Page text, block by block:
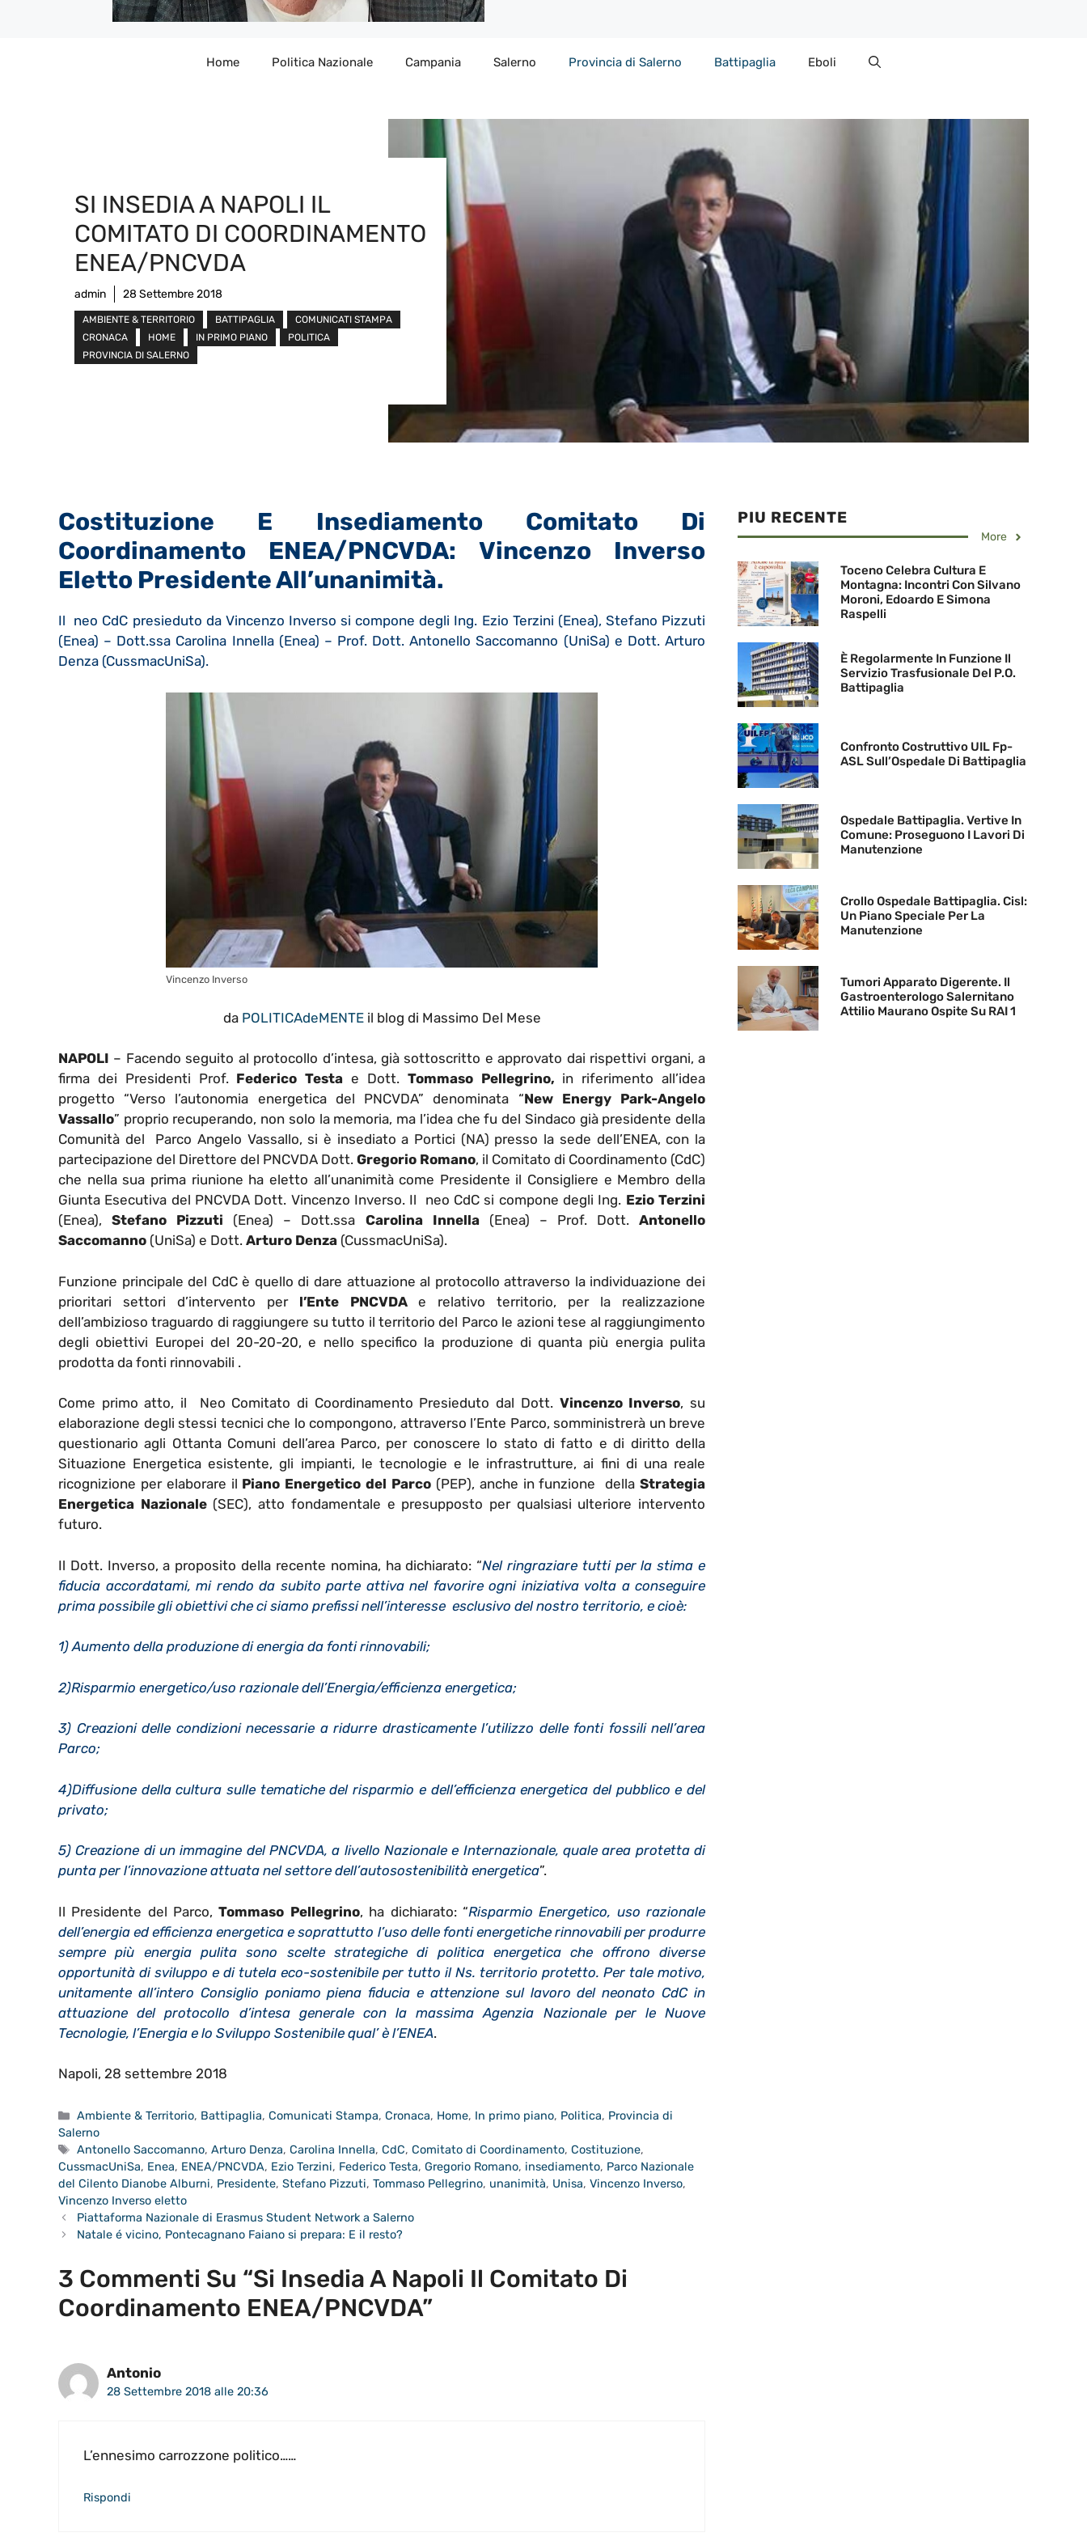
Home Politica Nazionale Campania Salerno Provincia di Salerno Battipaglia Eboli
SI INSEDIA A NAPOLI IL
COMITATO DI COORDINAMENTO
ENEA/PNCVDA
admin 28 Settembre 2018
AMBIENTE & TERRITORIO BATTIPAGLIA
COMUNICATI STAMPA
CRONACA
HOME IN PRIMO PIANO
POLITICA
PROVINCIA DI SALERNO
Costituzione E Insediamento Comitato Di
Coordinamento ENEA/PNCVDA: Vincenzo Inverso
Eletto Presidente All’unanimità.
Il neo CdC presieduto da Vincenzo Inverso si compone degli Ing. Ezio Terzini (Enea), Stefano Pizzuti
(Enea) – Dott.ssa Carolina Innella (Enea) – Prof. Dott. Antonello Saccomanno (UniSa) e Dott. Arturo
Denza (CussmacUniSa).
Vincenzo Inverso
da POLITICAdeMENTEil blog di Massimo Del Mese
NAPOLI – Facendo seguito al protocollo d’intesa, già sottoscritto e approvato dai rispettivi organi, a
firma dei Presidenti Prof. Federico Testa e Dott. Tommaso Pellegrino, in riferimento all’idea
progetto “Verso l’autonomia energetica del PNCVDA” denominata “New Energy Park-Angelo
Vassallo” proprio recuperando, non solo la memoria, ma l’idea che fu del Sindaco già presidente della
Comunità del Parco Angelo Vassallo, si è insediato a Portici (NA) presso la sede dell’ENEA, con la
partecipazione del Direttore del PNCVDA Dott. Gregorio Romano, il Comitato di Coordinamento (CdC)
che nella sua prima riunione ha eletto all’unanimità come Presidente il Consigliere e Membro della
Giunta Esecutiva del PNCVDA Dott. Vincenzo Inverso. Il neo CdC si compone degli Ing. Ezio Terzini
(Enea),Stefano Pizzuti (Enea) – Dott.ssa Carolina Innella(Enea) – Prof. Dott.Antonello
Saccomanno (UniSa) e Dott. Arturo Denza (CussmacUniSa).
Funzione principale del CdC è quello di dare attuazione al protocollo attraverso la individuazione dei
prioritari settori d’intervento per l’Ente PNCVDAe relativo territorio, per la realizzazione
dell’ambizioso traguardo di raggiungere su tutto il territorio del Parco le azioni tese al raggiungimento
degli obiettivi Europei del 20-20-20, e nello specifico la produzione di quanta più energia pulita
prodotta da fonti rinnovabili .
Come primo atto, il Neo Comitato di Coordinamento Presieduto dal Dott. Vincenzo Inverso, su
elaborazione degli stessi tecnici che lo compongono, attraverso l’Ente Parco, somministrerà un breve
questionario agli Ottanta Comuni dell’area Parco, per conoscere lo stato di fatto e di diritto della
Situazione Energetica esistente, gli impianti, le tecnologie e le infrastrutture, ai fini di una reale
ricognizione per elaborare il Piano Energetico del Parco (PEP), anche in funzione dellaStrategia
Energetica Nazionale(SEC), atto fondamentale e presupposto per qualsiasi ulteriore intervento
futuro.
Il Dott. Inverso, a proposito della recente nomina, ha dichiarato: “Nel ringraziare tutti per la stima e
fiducia accordatami, mi rendo da subito parte attiva nel favorire ogni iniziativa volta a conseguire
prima possibile gli obiettivi che ci siamo prefissi nell’interesse esclusivo del nostro territorio, e cioè:
1) Aumento della produzione di energia da fonti rinnovabili;
2)Risparmio energetico/uso razionale dell’Energia/efficienza energetica;
3) Creazioni delle condizioni necessarie a ridurre drasticamente l’utilizzo delle fonti fossili nell’area
Parco;
4)Diffusione della cultura sulle tematiche del risparmio e dell’efficienza energetica del pubblico e del
privato;
5) Creazione di un immagine del PNCVDA, a livello Nazionale e Internazionale, quale area protetta di
punta per l’innovazione attuata nel settore dell’autosostenibilità energetica”.
Il Presidente del Parco,Tommaso Pellegrino, ha dichiarato: “Risparmio Energetico, uso razionale
dell’energia ed efficienza energetica e soprattutto l’uso delle fonti energetiche rinnovabili per produrre
sempre più energia pulita sono scelte strategiche di politica energetica che offrono diverse
opportunità di sviluppo e di tutela eco-sostenibile per tutto il Ns. territorio protetto. Per tale motivo,
unitamente all’intero Consiglio poniamo piena fiducia e attenzione sul lavoro del neonato CdC in
attuazione del protocollo d’intesa generale con la massima Agenzia Nazionale per le Nuove
Tecnologie, l’Energia e lo Sviluppo Sostenibile qual’ è l’ENEA.
Napoli, 28 settembre 2018
Categorie
Ambiente & Territorio, Battipaglia,Comunicati Stampa,Cronaca, Home, In primo piano, Politica, Provincia di
Salerno
Tag
Antonello Saccomanno,Arturo Denza,Carolina Innella,CdC,Comitato di Coordinamento,Costituzione,
CussmacUniSa, Enea, ENEA/PNCVDA, Ezio Terzini, Federico Testa, Gregorio Romano, insediamento, Parco Nazionale
del Cilento Dianobe Alburni, Presidente, Stefano Pizzuti, Tommaso Pellegrino, unanimità, Unisa, Vincenzo Inverso,
Vincenzo Inverso eletto
Piattaforma Nazionale di Erasmus Student Network a Salerno
Natale é vicino, Pontecagnano Faiano si prepara: E il resto?
3 Commenti Su “Si Insedia A Napoli Il Comitato Di
Coordinamento ENEA/PNCVDA”
Antonio
28 Settembre 2018 alle 20:36
L’ennesimo carrozzone politico……
Rispondi
PIU RECENTE
More
Toceno Celebra Cultura E
Montagna: Incontri Con Silvano
Moroni, Edoardo E Simona
Raspelli
È Regolarmente In Funzione Il
Servizio Trasfusionale Del P.O.
Battipaglia
Confronto Costruttivo UIL Fp-
ASL Sull’Ospedale Di Battipaglia
Ospedale Battipaglia. Vertive In
Comune: Proseguono I Lavori Di
Manutenzione
Crollo Ospedale Battipaglia. Cisl:
Un Piano Speciale Per La
Manutenzione
Tumori Apparato Digerente. Il
Gastroenterologo Salernitano
Attilio Maurano Ospite Su RAI 1